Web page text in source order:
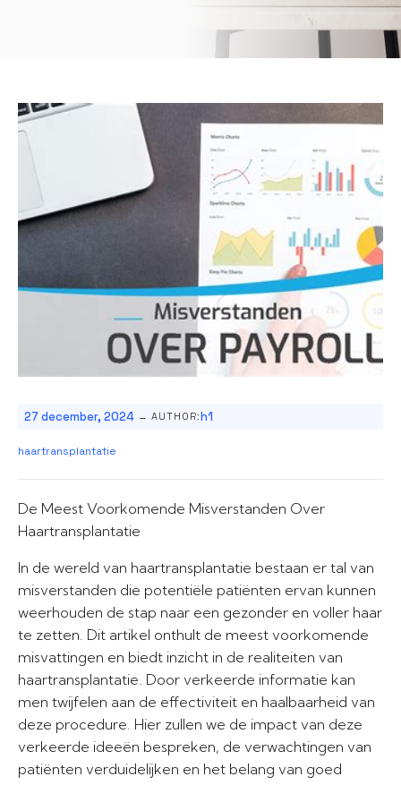
27 december, 2024 - AUTHOR:h1
haartransplantatie
De Meest Voorkomende Misverstanden Over
Haartransplantatie
In de wereld van haartransplantatie bestaan er tal van
misverstanden die potentiële patiënten ervan kunnen
weerhouden de stap naar een gezonder en voller haar
te zetten. Dit artikel onthult de meest voorkomende
misvattingen en biedt inzicht in de realiteiten van
haartransplantatie. Door verkeerde informatie kan
men twijfelen aan de effectiviteit en haalbaarheid van
deze procedure. Hier zullen we de impact van deze
verkeerde ideeën bespreken, de verwachtingen van
patiënten verduidelijken en het belang van goed